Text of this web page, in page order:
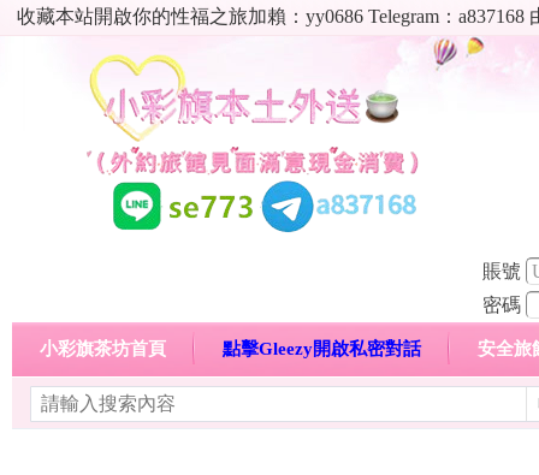
收藏本站開啟你的性福之旅加賴：yy0686 Telegram：
賬號
密碼
小彩旗茶坊首頁 點擊Gleezy開啟私密對話 安全旅